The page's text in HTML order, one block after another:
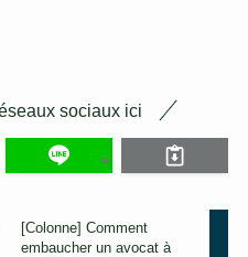
sociaux ici
[Colonne] Comment
embaucher un avocat à